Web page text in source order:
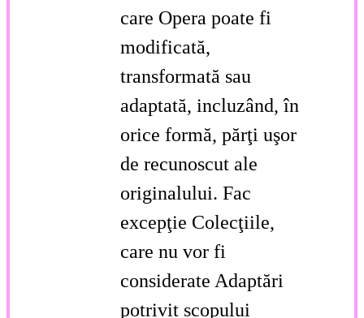
care Opera poate fi
modificată,
transformată sau
adaptată, incluzând, în
orice formă, părţi uşor
de recunoscut ale
originalului. Fac
excepţie Colecţiile,
care nu vor fi
considerate Adaptări
potrivit scopului